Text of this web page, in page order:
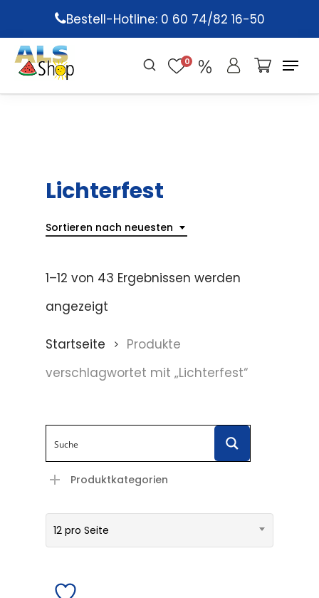
main
content
Bestell-Hotline: 0 60 74/82 16-50
0
Lichterfest
Sortieren nach neuesten
1–12 von 43 Ergebnissen werden
angezeigt
Startseite
Produkte
verschlagwortet mit „Lichterfest“
Produktkategorien
12 pro Seite